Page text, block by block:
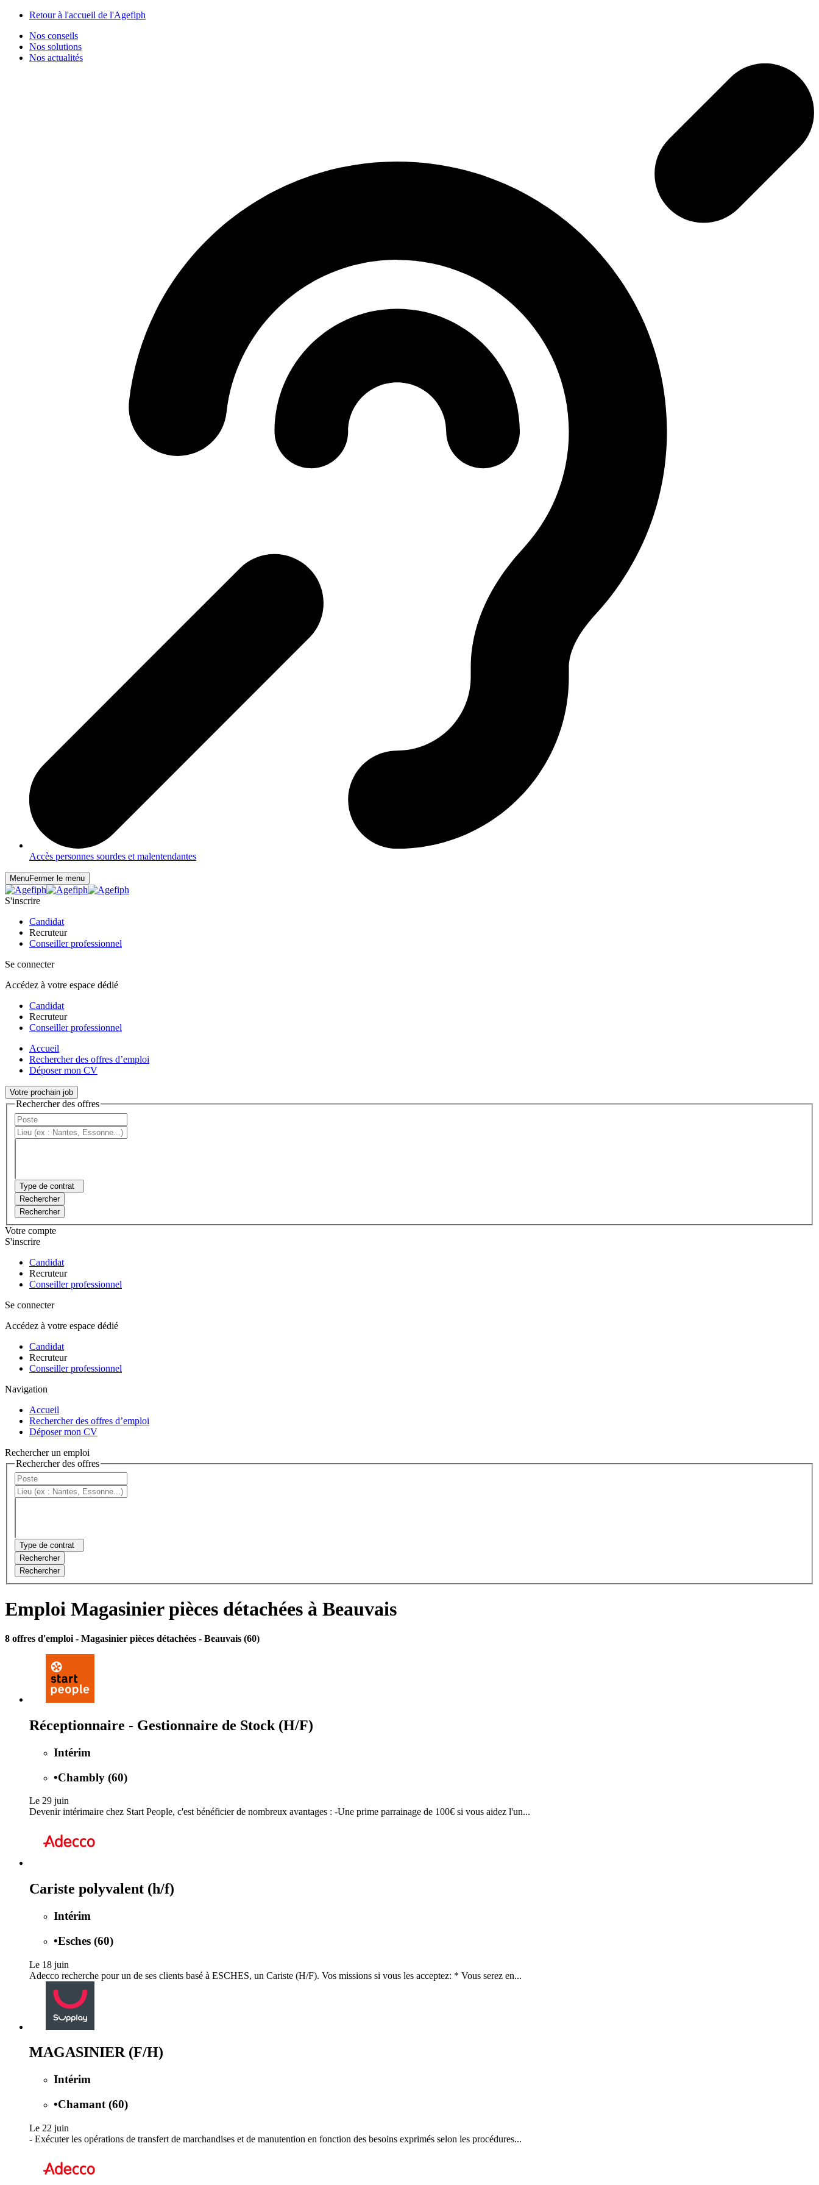
Retour à l'accueil de l'Agefiph
Nos conseils
Nos solutions
Nos actualités
Accès personnes sourdes et malentendantes
MenuFermer le menu
S'inscrire
Candidat
Recruteur
Conseiller professionnel
Se connecter
Accédez à votre espace dédié
Candidat
Recruteur
Conseiller professionnel
Accueil
Rechercher des offres d’emploi
Déposer mon CV
Votre prochain job
Rechercher des offres
Type de contrat
Rechercher
Rechercher
Votre compte
S'inscrire
Candidat
Recruteur
Conseiller professionnel
Se connecter
Accédez à votre espace dédié
Candidat
Recruteur
Conseiller professionnel
Navigation
Accueil
Rechercher des offres d’emploi
Déposer mon CV
Rechercher un emploi
Rechercher des offres
Type de contrat
Rechercher
Rechercher
Emploi Magasinier pièces détachées à Beauvais
8 offres d'emploi - Magasinier pièces détachées - Beauvais (60)
Réceptionnaire - Gestionnaire de Stock (H/F)
Intérim
•Chambly (60)
Le 29 juin
Devenir intérimaire chez Start People, c'est bénéficier de nombreux avantages : -Une prime parrainage de 100€ si vous aidez l'un...
Cariste polyvalent (h/f)
Intérim
•Esches (60)
Le 18 juin
Adecco recherche pour un de ses clients basé à ESCHES, un Cariste (H/F). Vos missions si vous les acceptez: * Vous serez en...
MAGASINIER (F/H)
Intérim
•Chamant (60)
Le 22 juin
- Exécuter les opérations de transfert de marchandises et de manutention en fonction des besoins exprimés selon les procédures...